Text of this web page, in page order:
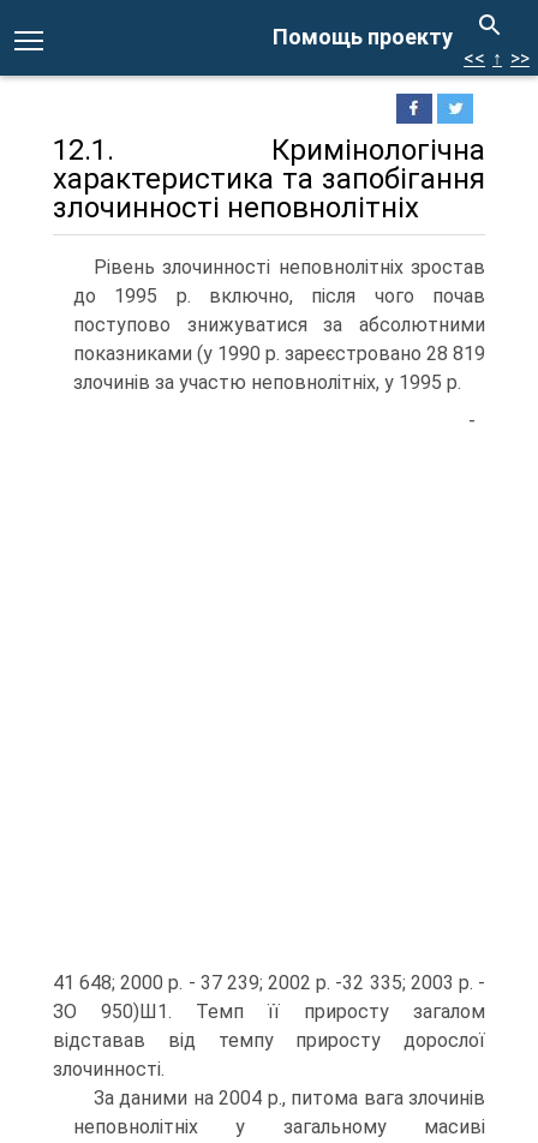
Помощь проекту
<< ↑ >>
12.1. Кримінологічна
характеристика та запобігання
злочинності неповнолітніх
Рівень злочинності неповнолітніх зростав
до 1995 р. включно, після чого почав
поступово знижуватися за абсолютними
показниками (у 1990 р. зареєстровано 28 819
злочинів за участю неповнолітніх, у 1995 р.
-
41 648; 2000 р. - 37 239; 2002 р. -32 335; 2003 р. -
ЗО 950)Ш1. Темп її приросту загалом
відставав від темпу приросту дорослої
злочинності.
За даними на 2004 р., питома вага злочинів
неповнолітніх у загальному масиві